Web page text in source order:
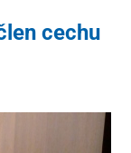
cechu